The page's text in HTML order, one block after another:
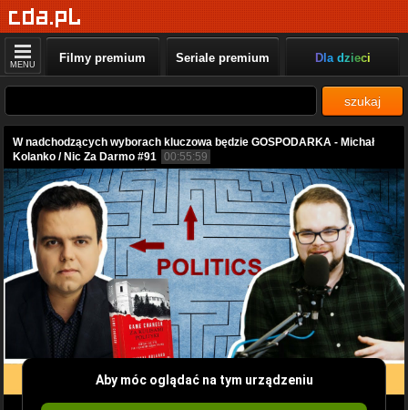
MENU Filmy premium Seriale premium Dla dzieci
szukaj
W nadchodzących wyborach kluczowa będzie GOSPODARKA - Michał
Kolanko / Nic Za Darmo #91 00:55:59
Aby móc oglądać na tym urządzeniu